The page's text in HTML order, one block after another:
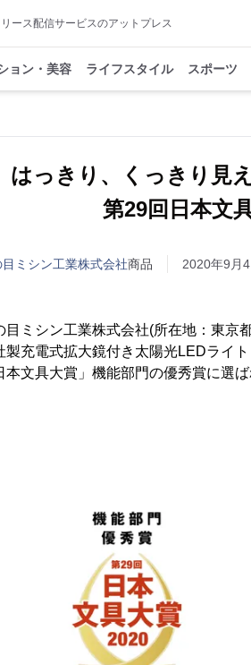
ース配信サービスのアットプレス
ョン・美容 ライフスタイル スポーツ
はっきり、くっきり見
第29回日本文
ミシン工業株式会社商品 2020年9月
目ミシン工業株式会社(所在地：東京
製充電式拡大鏡付き太陽光LEDライ
本文具大賞」機能部門の優秀賞に選ば